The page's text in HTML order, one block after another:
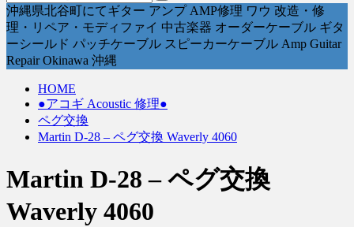
沖縄県北谷町にてギター アンプ AMP修理 ワウ 改造・修
理・リペア・モディファイ 中古楽器 オーダーケーブル ギタ
ーシールド パッチケーブル スピーカーケーブル Amp Guitar
Repair Okinawa 沖縄
HOME
●アコギ Acoustic 修理●
ペグ交換
Martin D-28 – ペグ交換 Waverly 4060
Martin D-28 – ペグ交換
Waverly 4060